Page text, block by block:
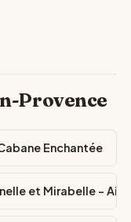
Provence
Enchantée
et Mirabelle - Aix